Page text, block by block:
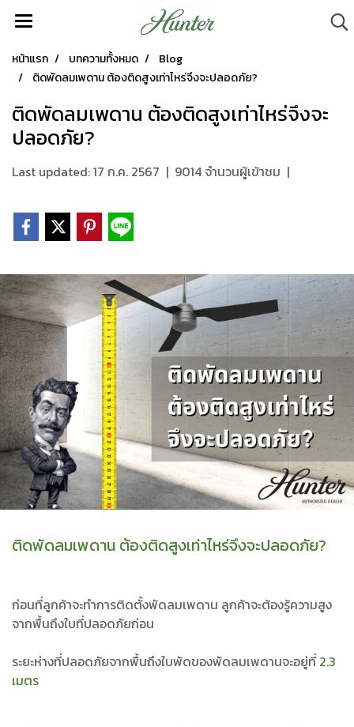
หน้าแรก บทความทั้งหมด
Blog
ติดพัดลมเพดาน ต้องติดสูงเท่าไหร่จึงจะปลอดภัย?
ติดพัดลมเพดาน ต้องติดสูงเท่าไหร่จึงจะ
ปลอดภัย?
Last updated: 17 ก.ค. 2567 | 9014 จำนวนผู้เข้าชม |
ติดพัดลมเพดาน ต้องติดสูงเท่าไหร่จึงจะปลอดภัย?
ก่อนที่ลูกค้าจะทำการติดตั้งพัดลมเพดาน ลูกค้าจะต้องรู้ความสูง
จากพื้นถึงใบที่ปลอดภัยก่อน
ระยะห่างที่ปลอดภัยจากพื้นถึงใบพัดของพัดลมเพดานจะอยู่ที่ 2.3
เมตร